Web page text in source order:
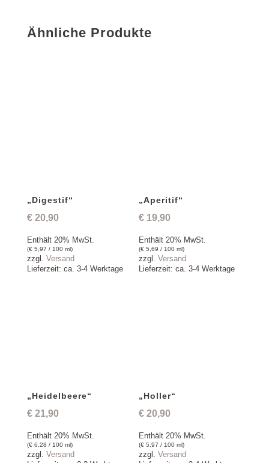
Ähnliche Produkte
„Digestif“
€20,90
Enthält 20% MwSt.
(€5,97 / 100 ml)
zzgl. Versand
Lieferzeit: ca. 3-4 Werktage
„Aperitif“
€ 19,90
Enthält 20% MwSt.
(€ 5,69 / 100 ml)
zzgl.Versand
Lieferzeit: ca. 3-4 Werktage
„Heidelbeere“
€21,90
Enthält 20% MwSt.
(€6,28 / 100 ml)
zzgl. Versand
„Holler“
€ 20,90
Enthält 20% MwSt.
(€ 5,97 / 100 ml)
zzgl.Versand